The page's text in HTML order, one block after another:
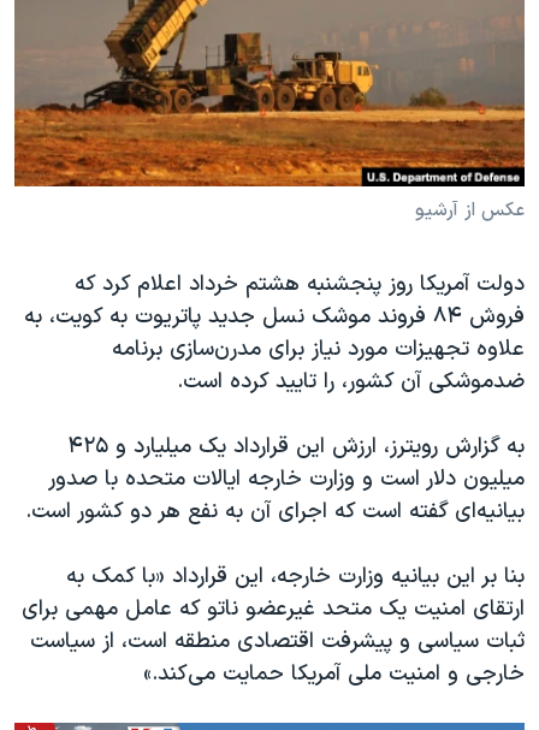
فرهنگ و زندگی
حقوق شهروندی
اقتصادی
علم و فناوری
آرشیو پخش زنده
انتخابات ریاست جمهوری آمریکا ۲۰۲۴
حمله جمهوری اسلامی به اسرائیل
رمز مهسا
مجموعه مستندهای دادخواهی
تریبونال مردمی آبان ۹۸
دادگاه حمید نوری
قانون شفافیت دارائی کادر رهبری ایران
اعتراضات مردمی آبان ۹۸
نرگس محمدی برنده جایزه نوبل صلح
همایش محافظه‌کاران آمریکا «سی‌پک»
صفحه‌های ویژه
دنبال کنید
زبانهای مختلف
عکس از آرشیو
دولت آمریکا روز پنجشنبه هشتم خرداد اعلام کرد که
فروش ۸۴ فروند موشک نسل جدید پاتریوت به کویت، به
علاوه تجهیزات مورد نیاز برای مدرن‌سازی برنامه
ضدموشکی آن کشور، را تایید کرده است.
به گزارش رویترز، ارزش این قرارداد یک میلیارد و ۴۲۵
میلیون دلار است و وزارت خارجه ایالات متحده با صدور
بیانیه‌ای گفته است که اجرای آن به نفع هر دو کشور است.
بنا بر این بیانیه وزارت خارجه، این قرارداد «با کمک به
ارتقای امنیت یک متحد غیرعضو ناتو که عامل مهمی برای
ثبات سیاسی و پیشرفت اقتصادی منطقه است، از سیاست
خارجی و امنیت ملی آمریکا حمایت می‌کند.»